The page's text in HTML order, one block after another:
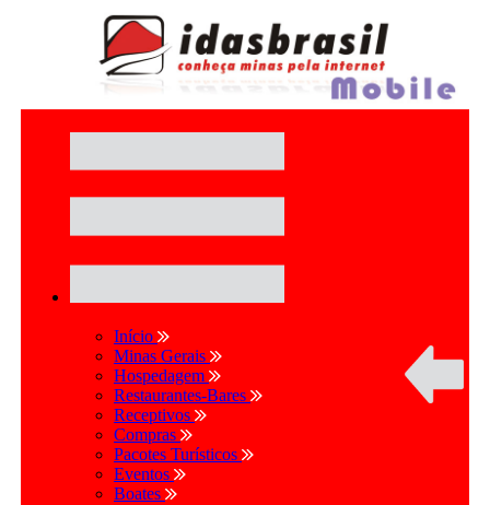
Início
Minas Gerais
Hospedagem
Restaurantes-Bares
Receptivos
Compras
Pacotes Turísticos
Eventos
Boates